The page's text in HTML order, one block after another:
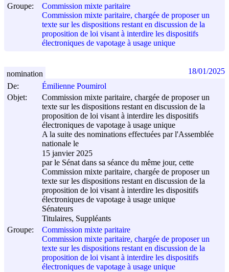
Groupe:
Commission mixte paritaire
Commission mixte paritaire, chargée de proposer un
texte sur les dispositions restant en discussion de la
proposition de loi visant à interdire les dispositifs
électroniques de vapotage à usage unique
De:
Émilienne Poumirol
Objet:
Commission mixte paritaire, chargée de proposer un
texte sur les dispositions restant en discussion de la
proposition de loi visant à interdire les dispositifs
électroniques de vapotage à usage unique
A la suite des nominations effectuées par l'Assemblée
nationale le
15 janvier 2025
par le Sénat dans sa séance du même jour, cette
Commission mixte paritaire, chargée de proposer un
texte sur les dispositions restant en discussion de la
proposition de loi visant à interdire les dispositifs
électroniques de vapotage à usage unique
Sénateurs
Titulaires, Suppléants
Groupe:
Commission mixte paritaire
Commission mixte paritaire, chargée de proposer un
texte sur les dispositions restant en discussion de la
proposition de loi visant à interdire les dispositifs
électroniques de vapotage à usage unique
nomination 18/01/2025